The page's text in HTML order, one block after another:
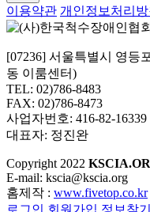
이용약관 개인정보처리방
[07236] 서울특별시 영등
동 이룸센터)
TEL: 02)786-8483
FAX: 02)786-8473
사업자번호: 416-82-16339
대표자: 정진완
Copyright 2022
E-mail: kscia@kscia.org
홈제작 : www.fivetop.co.kr
로그인 회원가입 정보찾기